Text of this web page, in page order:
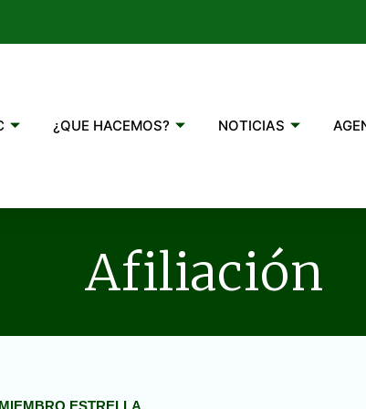
¿QUE HACEMOS? NOTICIAS
Afiliación
MIEMBRO ESTRELLA